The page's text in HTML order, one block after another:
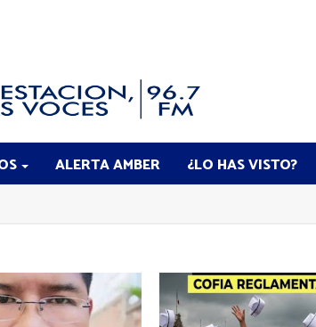
ALERTA AMBER ¿LO HAS VISTO?